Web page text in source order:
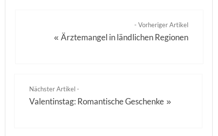
- Vorheriger Artikel
«Ärztemangel in ländlichen Regionen
Nächster Artikel -
Valentinstag: Romantische Geschenke »